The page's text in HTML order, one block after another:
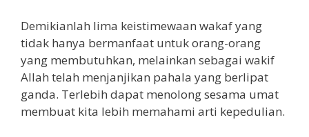
Demikianlah lima keistimewaan wakaf yang
tidak hanya bermanfaat untuk orang-orang
yang membutuhkan, melainkan sebagai wakif
Allah telah menjanjikan pahala yang berlipat
ganda. Terlebih dapat menolong sesama umat
membuat kita lebih memahami arti kepedulian.